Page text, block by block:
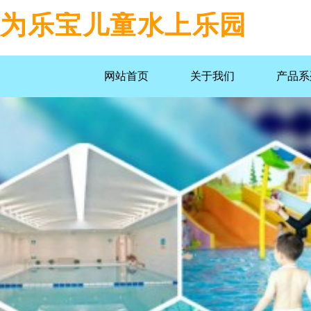
网站首页 关于我们 产品
为乐宝儿童水上乐园